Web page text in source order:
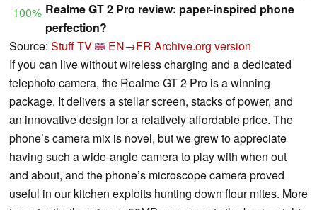
100% Realme GT 2 Pro review: paper-inspired phone
perfection?
Source: Stuff TV EN→FR Archive.org version
If you can live without wireless charging and a dedicated
telephoto camera, the Realme GT 2 Pro is a winning
package. It delivers a stellar screen, stacks of power, and
an innovative design for a relatively affordable price. The
phone’s camera mix is novel, but we grew to appreciate
having such a wide-angle camera to play with when out
and about, and the phone’s microscope camera proved
useful in our kitchen exploits hunting down flour mites. More